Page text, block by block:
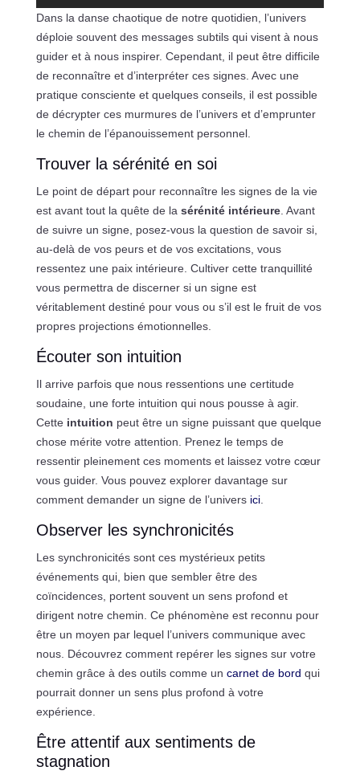
Dans la danse chaotique de notre quotidien, l’univers
déploie souvent des messages subtils qui visent à nous
guider et à nous inspirer. Cependant, il peut être difficile
de reconnaître et d’interpréter ces signes. Avec une
pratique consciente et quelques conseils, il est possible
de décrypter ces murmures de l’univers et d’emprunter
le chemin de l’épanouissement personnel.
Trouver la sérénité en soi
Le point de départ pour reconnaître les signes de la vie
est avant tout la quête de la sérénité intérieure. Avant
de suivre un signe, posez-vous la question de savoir si,
au-delà de vos peurs et de vos excitations, vous
ressentez une paix intérieure. Cultiver cette tranquillité
vous permettra de discerner si un signe est
véritablement destiné pour vous ou s’il est le fruit de vos
propres projections émotionnelles.
Écouter son intuition
Il arrive parfois que nous ressentions une certitude
soudaine, une forte intuition qui nous pousse à agir.
Cette intuition peut être un signe puissant que quelque
chose mérite votre attention. Prenez le temps de
ressentir pleinement ces moments et laissez votre cœur
vous guider. Vous pouvez explorer davantage sur
comment demander un signe de l’univers ici.
Observer les synchronicités
Les synchronicités sont ces mystérieux petits
événements qui, bien que sembler être des
coïncidences, portent souvent un sens profond et
dirigent notre chemin. Ce phénomène est reconnu pour
être un moyen par lequel l’univers communique avec
nous. Découvrez comment repérer les signes sur votre
chemin grâce à des outils comme un carnet de bord qui
pourrait donner un sens plus profond à votre
expérience.
Être attentif aux sentiments de
stagnation